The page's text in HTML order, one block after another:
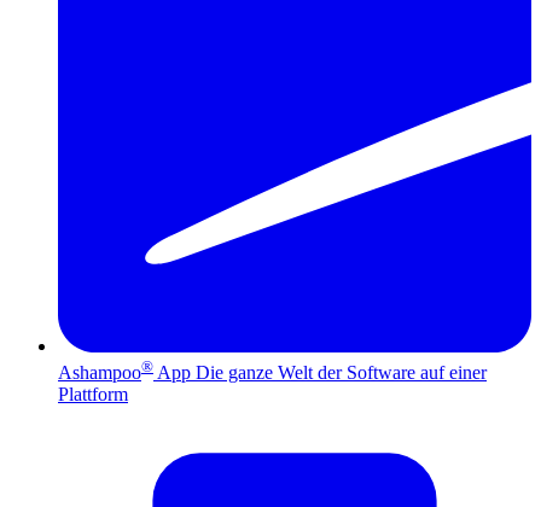
Ashampoo® App Die ganze Welt der Software auf einer
Plattform